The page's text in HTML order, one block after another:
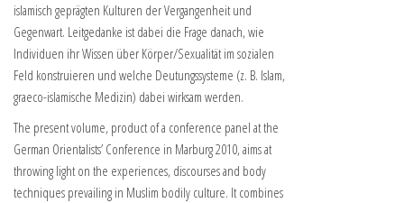
islamisch geprägten Kulturen der Vergangenheit und
Gegenwart. Leitgedanke ist dabei die Frage danach, wie
Individuen ihr Wissen über Körper/Sexualität im sozialen
Feld konstruieren und welche Deutungssysteme (z. B. Islam,
graeco-islamische Medizin) dabei wirksam werden.
The present volume, product of a conference panel at the
German Orientalists’ Conference in Marburg 2010, aims at
throwing light on the experiences, discourses and body
techniques prevailing in Muslim bodily culture. It combines